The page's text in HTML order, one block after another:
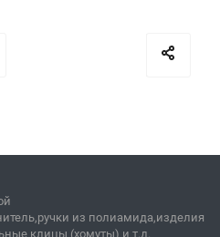
из полиамида,изделия
клицы (хомуты) и т.д.